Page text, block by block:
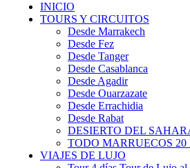
INICIO
TOURS Y CIRCUITOS
Desde Marrakech
Desde Fez
Desde Tanger
Desde Casablanca
Desde Agadir
Desde Ouarzazate
Desde Errachidia
Desde Rabat
DESIERTO DEL
TODO MARRUECOS
VIAJES DE LUJO